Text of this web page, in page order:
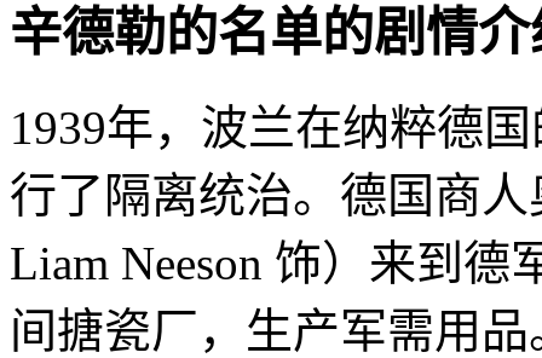
辛德勒的名单的剧情介
1939年，波兰在纳粹德
行了隔离统治。德国商人
Liam Neeson 饰）来到
间搪瓷厂，生产军需用